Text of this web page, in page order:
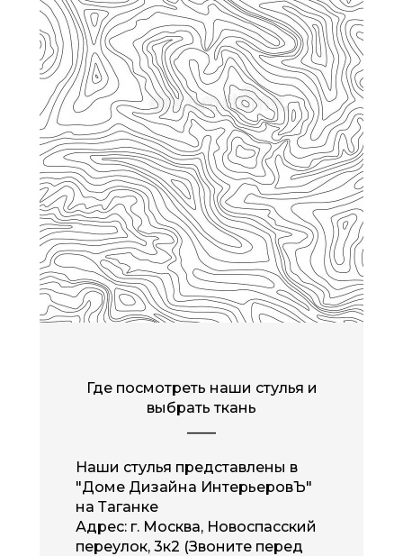
Где посмотреть наши стулья и
выбрать ткань
Наши стулья представлены в
"Доме Дизайна ИнтерьеровЪ"
на Таганке
Адрес: г. Москва, Новоспасский
переулок, 3к2 (Звоните перед